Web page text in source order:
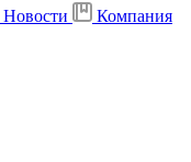
Новости
Компания